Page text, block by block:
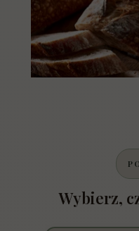
Wybierz,